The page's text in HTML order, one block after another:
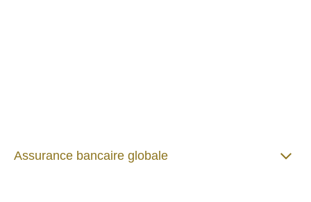
Assurance bancaire globale